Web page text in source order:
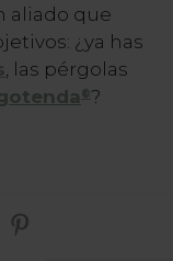
aliado que
¿ya has
, las pérgolas
®?